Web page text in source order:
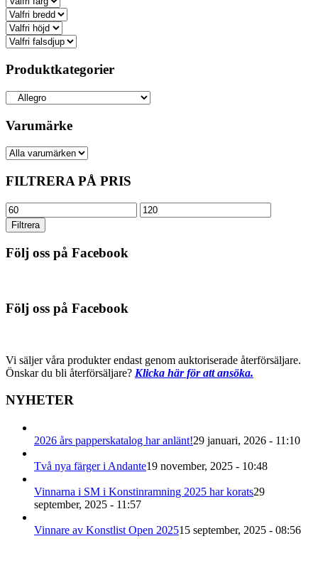
Produktkategorier
Varumärke
FILTRERA PÅ PRIS
Min
pris
Max
pris
Filtrera
Följ oss på Facebook
Följ oss på Facebook
Vi säljer våra produkter endast genom auktoriserade återförsäljare.
Önskar du bli återförsäljare? Klicka här för att ansöka.
NYHETER
2026 års papperskatalog har anlänt!29 januari, 2026 - 11:10
Två nya färger i Andante19 november, 2025 - 10:48
Vinnarna i SM i Konstinramning 2025 har korats29
september, 2025 - 11:57
Vinnare av Konstlist Open 202515 september, 2025 - 08:56